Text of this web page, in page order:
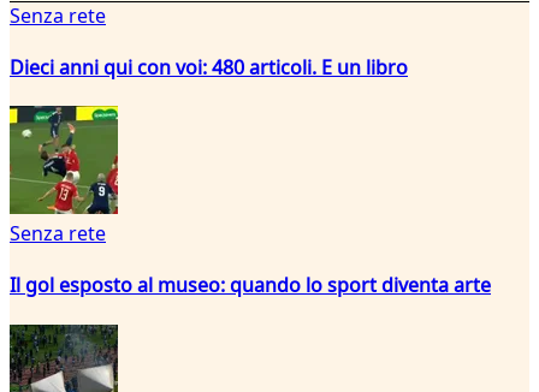
Senza rete
Dieci anni qui con voi: 480 articoli. E un libro
Senza rete
Il gol esposto al museo: quando lo sport diventa arte